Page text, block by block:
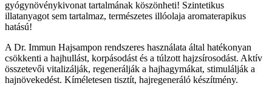
gyógynövénykivonat tartalmának köszönheti! Szintetikus
illatanyagot sem tartalmaz, természetes illóolaja aromaterapikus
hatású!
A Dr. Immun Hajsampon rendszeres használata által hatékonyan
csökkenti a hajhullást, korpásodást és a túlzott hajzsírosodást. Aktív
összetevői vitalizálják, regenerálják a hajhagymákat, stimulálják a
hajnövekedést. Kíméletesen tisztít, hajregeneráló készítmény.